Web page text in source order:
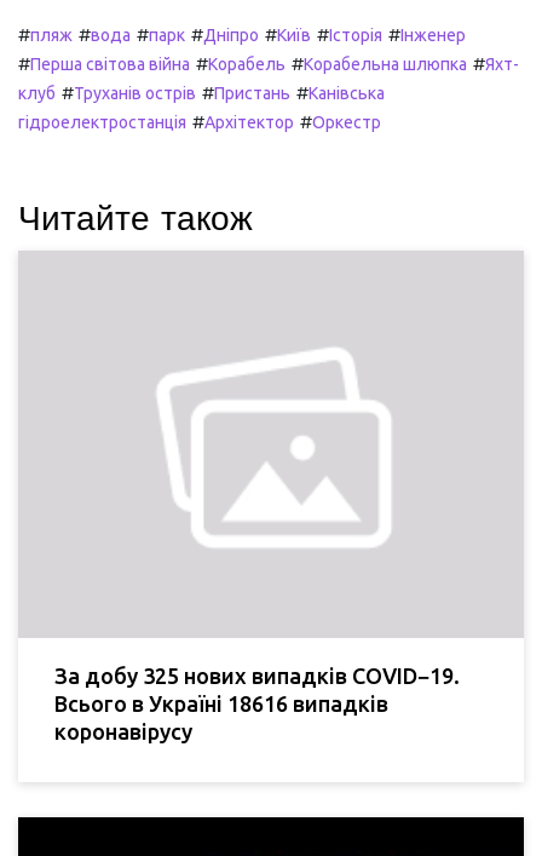
#пляж #вода #парк #Дніпро #Київ #Історія #Інженер
#Перша світова війна #Корабель #Корабельна шлюпка #Яхт-
клуб #Труханів острів #Пристань #Канівська
гідроелектростанція #Архітектор #Оркестр
Читайте також
За добу 325 нових випадків COVID−19.
Всього в Україні 18616 випадків
коронавірусу